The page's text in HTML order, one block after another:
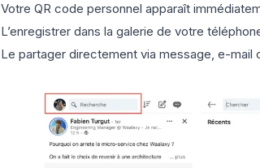
Votre QR code personnel apparaît
L’enregistrer dans la galerie de votre
Le partager directement via message, e-mail